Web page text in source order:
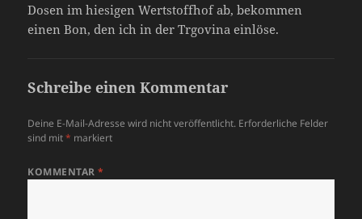
Dosen im hiesigen Wertstoffhof ab, bekommen
einen Bon, den ich in der Trgovina einlöse.
Schreibe einen Kommentar
Deine E-Mail-Adresse wird nicht veröffentlicht. Erforderliche Felder
sind mit* markiert
KOMMENTAR*